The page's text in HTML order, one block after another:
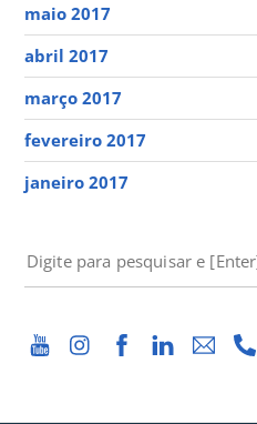
maio 2017
abril 2017
março 2017
fevereiro 2017
janeiro 2017
PESQUISAR